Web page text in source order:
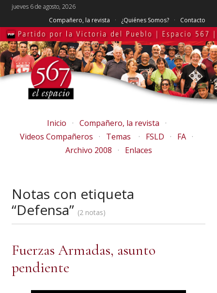
jueves 6 de agosto, 2026
Compañero, la revista
¿Quiénes Somos? Contacto
Inicio
Compañero, la revista
Videos Compañeros
Temas FSLD
FA
Archivo 2008
Enlaces
Notas con etiqueta
“Defensa”
2 notas
Fuerzas Armadas, asunto
pendiente